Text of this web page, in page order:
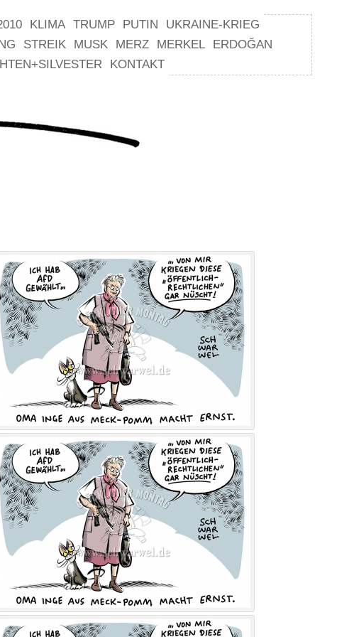
KLIMA TRUMP PUTIN
UKRAINE-KRIEG
STREIK MUSK MERZ MERKEL
ERDOĞAN
KONTAKT